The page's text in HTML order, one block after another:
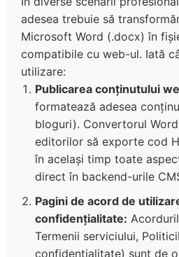
adesea trebuie să
Microsoft Word (.docx) în
compatibile cu web-ul. Iată
utilizare:
Publicarea conținutului
formatează adesea
bloguri). Convertorul
editorilor să exporte cod
în același timp toate
direct în backend-urile
Pagini de acord de
confidențialitate:
Termenii serviciului,
confidențialitate) sunt de